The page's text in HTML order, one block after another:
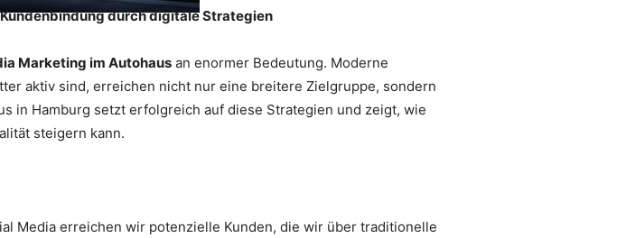
durch digitale Strategien
Marketing im Autohaus an enormer Bedeutung. Moderne
aktiv sind, erreichen nicht nur eine breitere Zielgruppe, sondern
in Hamburg setzt erfolgreich auf diese Strategien und zeigt, wie
steigern kann.
Media erreichen wir potenzielle Kunden, die wir über traditionelle